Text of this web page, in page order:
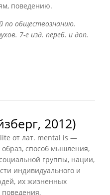
поведению.
по обществознанию.
7-е изд. переб. и доп.
2012)
от лат. mental is —
способ мышления,
группы, нации,
индивидуального и
их жизненных